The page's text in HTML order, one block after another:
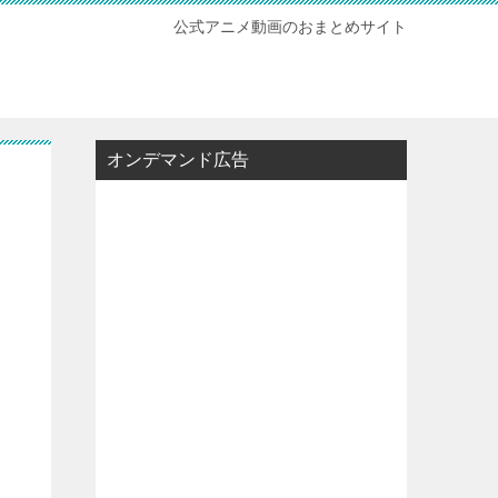
公式アニメ動画のおまとめサイト
オンデマンド広告